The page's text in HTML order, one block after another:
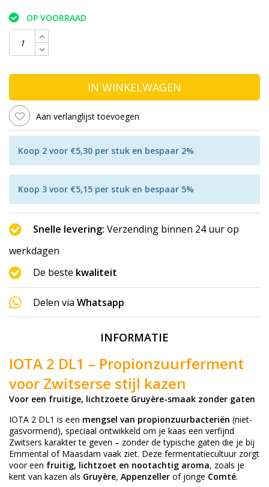
OP VOORRAAD
IN WINKELWAGEN
Aan verlanglijst toevoegen
Koop 2 voor €5,30 per stuk en bespaar 2%
Koop 3 voor €5,15 per stuk en bespaar 5%
Snelle levering: Verzending binnen 24 uur op
werkdagen
De beste kwaliteit
Delen via Whatsapp
INFORMATIE
IOTA 2 DL1 – Propionzuurferment
voor Zwitserse stijl kazen
Voor een fruitige, lichtzoete Gruyère-smaak zonder gaten
IOTA 2 DL1 is een mengsel van propionzuurbacteriën (niet-
gasvormend), speciaal ontwikkeld om je kaas een verfijnd
Zwitsers karakter te geven – zonder de typische gaten die je bij
Emmental of Maasdam vaak ziet. Deze fermentatiecultuur zorgt
voor een fruitig, lichtzoet en nootachtig aroma, zoals je
kent van kazen als Gruyère, Appenzeller of jonge Comté.